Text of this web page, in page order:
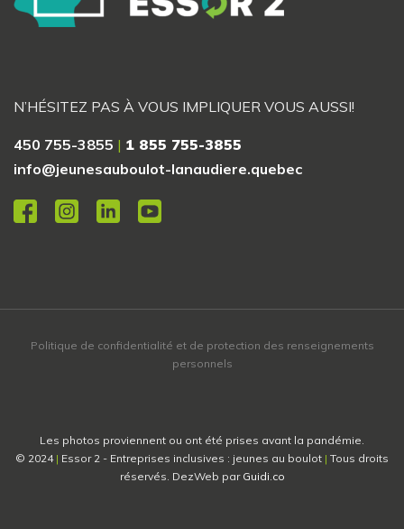
N’HÉSITEZ PAS À VOUS IMPLIQUER VOUS AUSSI!
450 755-3855 | 1 855 755-3855
info@jeunesauboulot-lanaudiere.quebec
Politique de confidentialité et de protection des renseignements
personnels
Les photos proviennent ou ont été prises avant la pandémie.
© 2024 | Essor 2 - Entreprises inclusives : jeunes au boulot | Tous droits
réservés. DezWeb par Guidi.co